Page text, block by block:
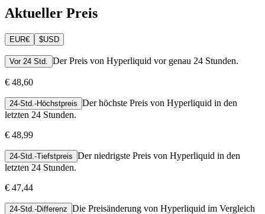
Aktueller Preis
EUR€ $USD
Vor 24 Std. Der Preis von Hyperliquid vor genau 24 Stunden.
€ 48,60
24-Std.-Höchstpreis Der höchste Preis von Hyperliquid in den
letzten 24 Stunden.
€ 48,99
24-Std.-Tiefstpreis Der niedrigste Preis von Hyperliquid in den
letzten 24 Stunden.
€ 47,44
24-Std.-Differenz Die Preisänderung von Hyperliquid im Vergleich